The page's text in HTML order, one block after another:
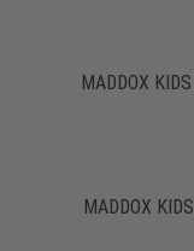
MADDOX
MADDOX